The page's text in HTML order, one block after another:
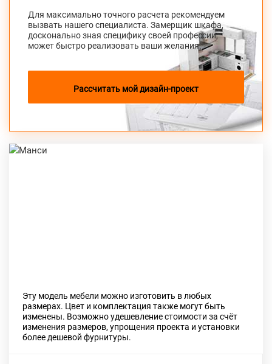
Для максимально точного расчета рекомендуем
вызвать нашего специалиста. Замерщик шкафа,
досконально зная специфику своей профессии,
может быстро реализовать ваши желания.
Рассчитать мой дизайн-проект
Эту модель мебели можно изготовить в любых
размерах. Цвет и комплектация также могут быть
изменены. Возможно удешевление стоимости за счёт
изменения размеров, упрощения проекта и установки
более дешевой фурнитуры.